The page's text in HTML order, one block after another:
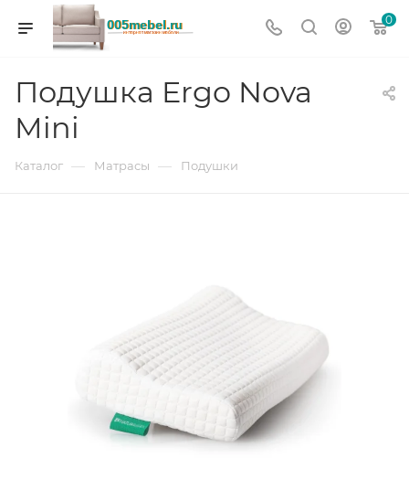
0
Подушка Ergo Nova
Mini
Каталог — Матрасы — Подушки